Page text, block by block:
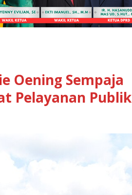
Oening Sempaja
Pelayanan Publik